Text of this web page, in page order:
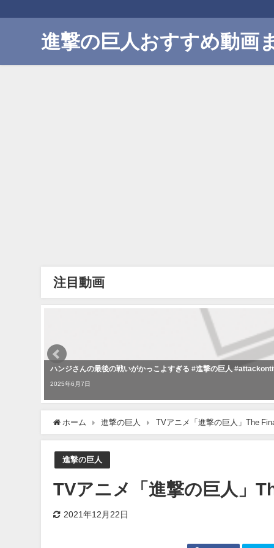
進撃の巨人おすすめ動画
注目動画
ハンジさんの最後の戦いがかっこよすぎる #進撃の巨人
2025年6月7日
ホーム 進撃の巨人 TVアニメ「進撃の巨人」The
進撃の巨人
TVアニメ「進撃の巨人」
2021年12月22日